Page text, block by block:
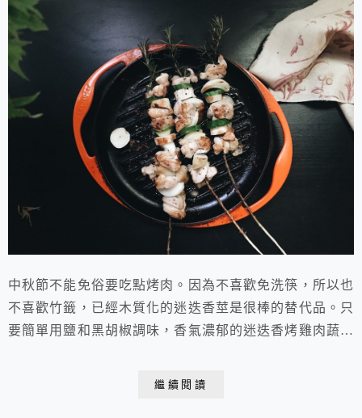
中秋節不能免俗要吃點烤肉。因為不喜歡免洗筷，所以也
不喜歡竹籤，已經木質化的迷迭香莖是很棒的替代品。只
要簡單用鹽和黑胡椒調味，香氣濃郁的迷迭香烤雞肉蔬菜
繼續閱讀